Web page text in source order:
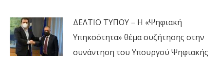
ΔΕΛΤΙΟ ΤΥΠΟΥ – Η «Ψηφιακή
Υπηκοότητα» θέμα συζήτησης στην
συνάντηση του Υπουργού Ψηφιακής